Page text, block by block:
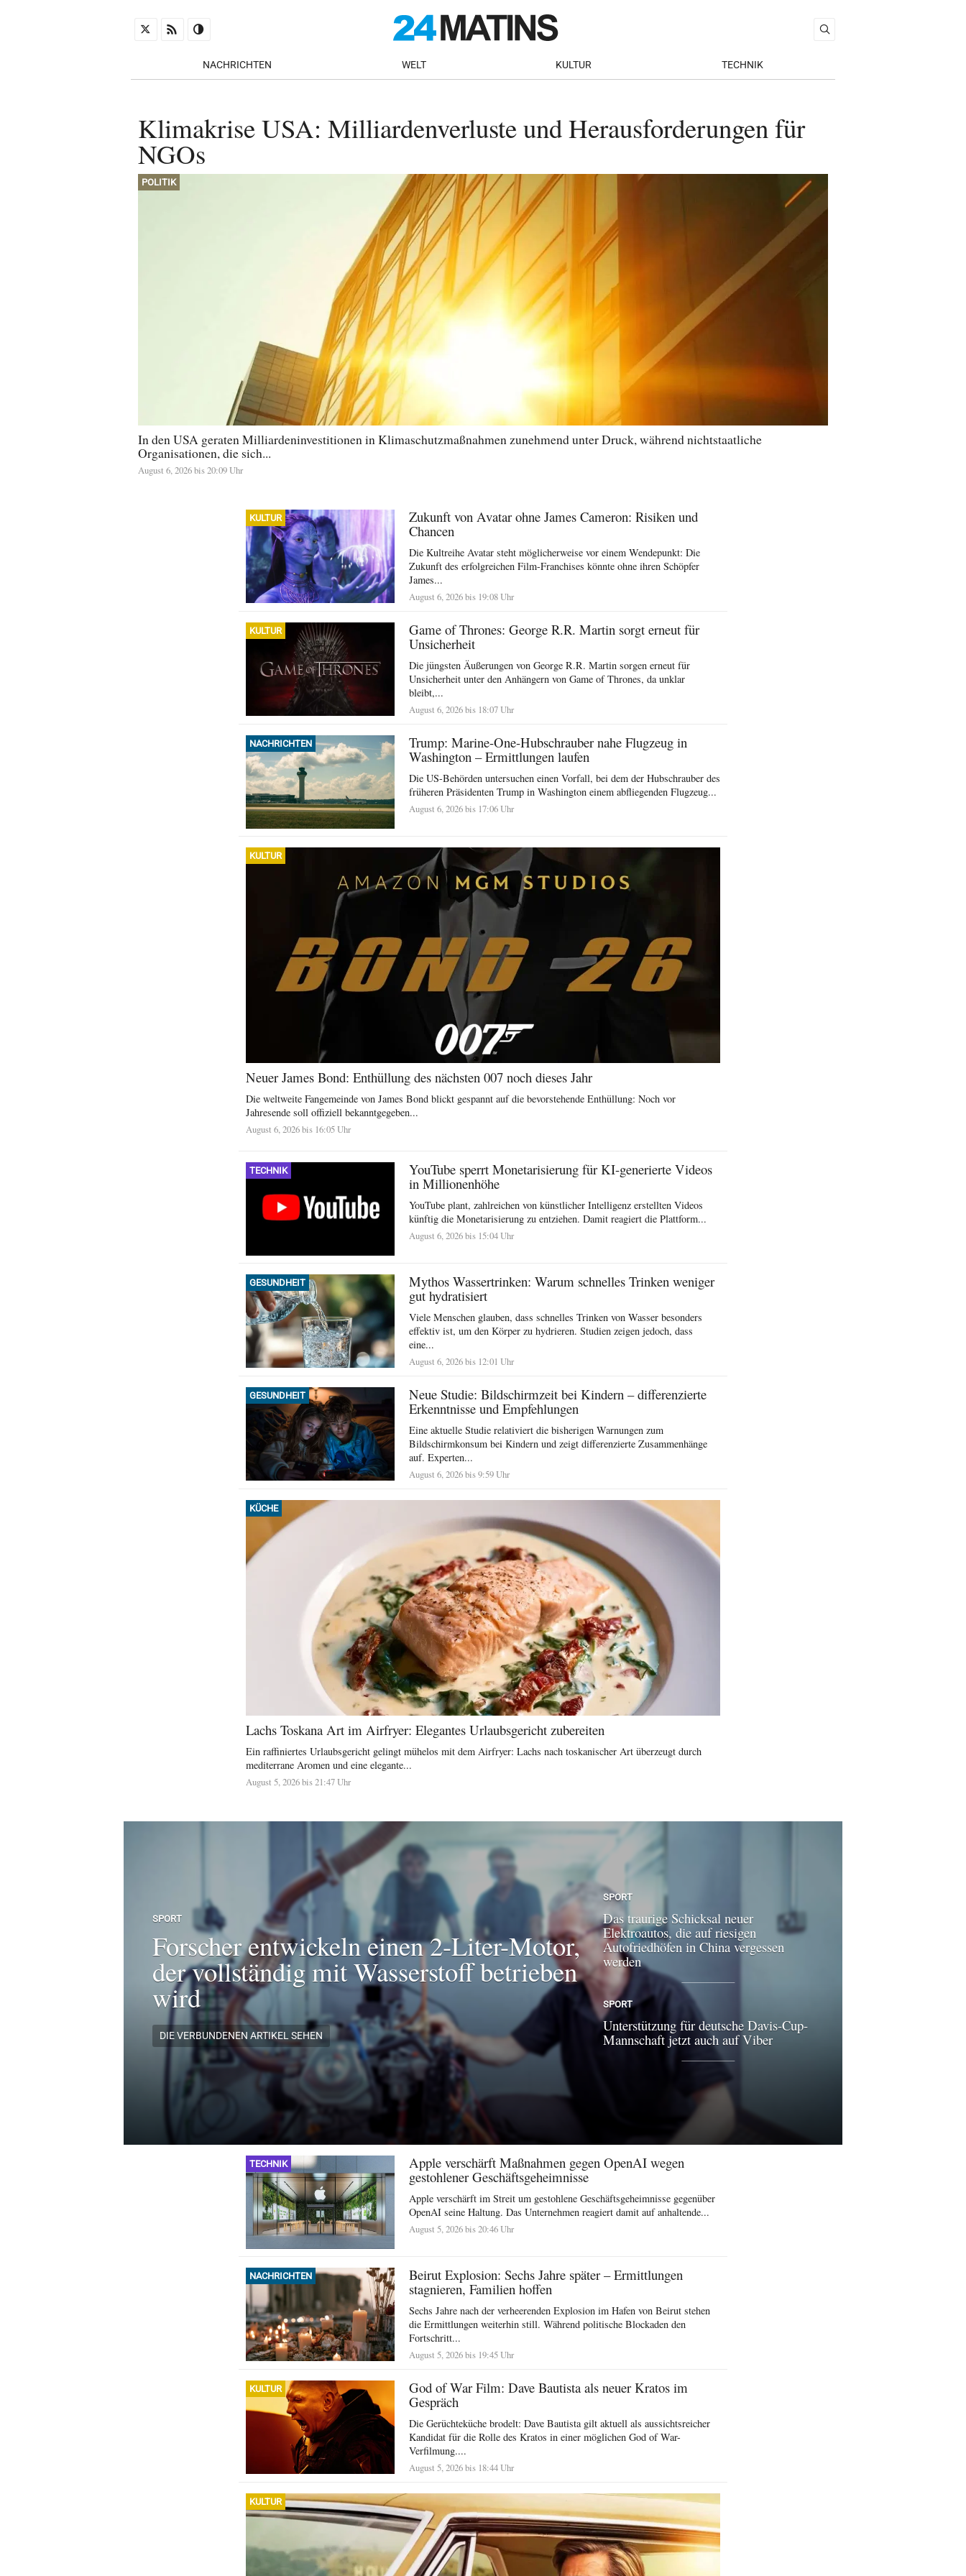
NACHRICHTEN WELT KULTUR TECHNIK
Klimakrise USA: Milliardenverluste und Herausforderungen für
NGOs
POLITIK
In den USA geraten Milliardeninvestitionen in Klimaschutzmaßnahmen zunehmend unter Druck, während nichtstaatliche
Organisationen, die sich...
August 6, 2026 bis 20:09 Uhr
KULTUR
Zukunft von Avatar ohne James Cameron: Risiken und
Chancen
Die Kultreihe Avatar steht möglicherweise vor einem Wendepunkt: Die
Zukunft des erfolgreichen Film-Franchises könnte ohne ihren Schöpfer
James...
August 6, 2026 bis 19:08 Uhr
KULTUR
Game of Thrones: George R.R. Martin sorgt erneut für
Unsicherheit
Die jüngsten Äußerungen von George R.R. Martin sorgen erneut für
Unsicherheit unter den Anhängern von Game of Thrones, da unklar
bleibt,...
August 6, 2026 bis 18:07 Uhr
NACHRICHTEN
Trump: Marine-One-Hubschrauber nahe Flugzeug in
Washington – Ermittlungen laufen
Die US-Behörden untersuchen einen Vorfall, bei dem der Hubschrauber des
früheren Präsidenten Trump in Washington einem abfliegenden Flugzeug...
August 6, 2026 bis 17:06 Uhr
KULTUR
Neuer James Bond: Enthüllung des nächsten 007 noch dieses Jahr
Die weltweite Fangemeinde von James Bond blickt gespannt auf die bevorstehende Enthüllung: Noch vor
Jahresende soll offiziell bekanntgegeben...
August 6, 2026 bis 16:05 Uhr
TECHNIK
YouTube sperrt Monetarisierung für KI-generierte Videos
in Millionenhöhe
YouTube plant, zahlreichen von künstlicher Intelligenz erstellten Videos
künftig die Monetarisierung zu entziehen. Damit reagiert die Plattform...
August 6, 2026 bis 15:04 Uhr
GESUNDHEIT
Mythos Wassertrinken: Warum schnelles Trinken weniger
gut hydratisiert
Viele Menschen glauben, dass schnelles Trinken von Wasser besonders
effektiv ist, um den Körper zu hydrieren. Studien zeigen jedoch, dass
eine...
August 6, 2026 bis 12:01 Uhr
GESUNDHEIT
Neue Studie: Bildschirmzeit bei Kindern – differenzierte
Erkenntnisse und Empfehlungen
Eine aktuelle Studie relativiert die bisherigen Warnungen zum
Bildschirmkonsum bei Kindern und zeigt differenzierte Zusammenhänge
auf. Experten...
August 6, 2026 bis 9:59 Uhr
KÜCHE
Lachs Toskana Art im Airfryer: Elegantes Urlaubsgericht zubereiten
Ein raffiniertes Urlaubsgericht gelingt mühelos mit dem Airfryer: Lachs nach toskanischer Art überzeugt durch
mediterrane Aromen und eine elegante...
August 5, 2026 bis 21:47 Uhr
SPORT
Forscher entwickeln einen 2-Liter-Motor,
der vollständig mit Wasserstoff betrieben
wird
DIE VERBUNDENEN ARTIKEL SEHEN
SPORT
Das traurige Schicksal neuer
Elektroautos, die auf riesigen
Autofriedhöfen in China vergessen
werden
SPORT
Unterstützung für deutsche Davis-Cup-
Mannschaft jetzt auch auf Viber
TECHNIK
Apple verschärft Maßnahmen gegen OpenAI wegen
gestohlener Geschäftsgeheimnisse
Apple verschärft im Streit um gestohlene Geschäftsgeheimnisse gegenüber
OpenAI seine Haltung. Das Unternehmen reagiert damit auf anhaltende...
August 5, 2026 bis 20:46 Uhr
NACHRICHTEN
Beirut Explosion: Sechs Jahre später – Ermittlungen
stagnieren, Familien hoffen
Sechs Jahre nach der verheerenden Explosion im Hafen von Beirut stehen
die Ermittlungen weiterhin still. Während politische Blockaden den
Fortschritt...
August 5, 2026 bis 19:45 Uhr
KULTUR
God of War Film: Dave Bautista als neuer Kratos im
Gespräch
Die Gerüchteküche brodelt: Dave Bautista gilt aktuell als aussichtsreicher
Kandidat für die Rolle des Kratos in einer möglichen God of War-
Verfilmung....
August 5, 2026 bis 18:44 Uhr
KULTUR